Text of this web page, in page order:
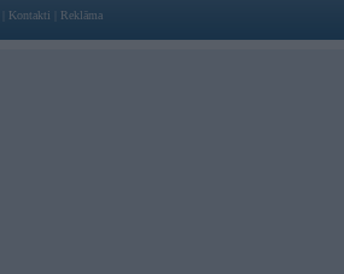
Kontakti Reklāma